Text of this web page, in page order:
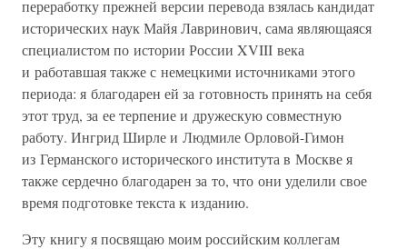
переработку прежней версии перевода взялась кандидат
исторических наук Майя Лавринович, сама являющаяся
специалистом по истории России XVIII века
и работавшая также с немецкими источниками этого
периода: я благодарен ей за готовность принять на себя
этот труд, за ее терпение и дружескую совместную
работу. Ингрид Ширле и Людмиле Орловой-Гимон
из Германского исторического института в Москве я
также сердечно благодарен за то, что они уделили свое
время подготовке текста к изданию.
Эту книгу я посвящаю моим российским коллегам